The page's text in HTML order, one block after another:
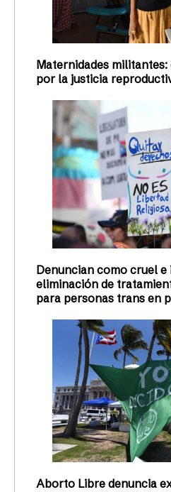
Maternidades
por la justicia
Denuncian como cruel e
eliminación de
para personas trans en
Aborto Libre denuncia